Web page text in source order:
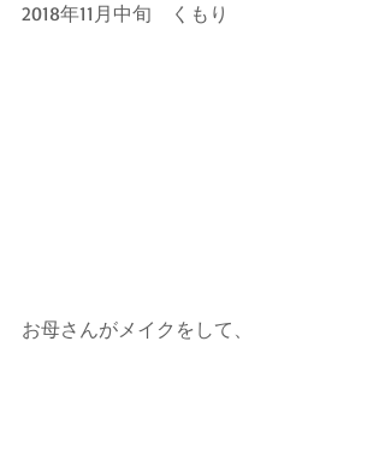
2018年11月中旬　くもり
お母さんがメイクをして、